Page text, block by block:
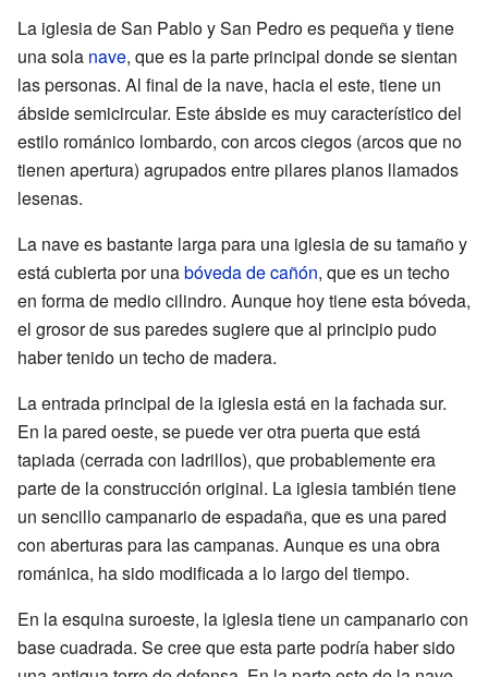
La iglesia de San Pablo y San Pedro es pequeña y tiene
una sola nave, que es la parte principal donde se sientan
las personas. Al final de la nave, hacia el este, tiene un
ábside semicircular. Este ábside es muy característico del
estilo románico lombardo, con arcos ciegos (arcos que no
tienen apertura) agrupados entre pilares planos llamados
lesenas.
La nave es bastante larga para una iglesia de su tamaño y
está cubierta por unabóveda de cañón, que es un techo
en forma de medio cilindro. Aunque hoy tiene esta bóveda,
el grosor de sus paredes sugiere que al principio pudo
haber tenido un techo de madera.
La entrada principal de la iglesia está en la fachada sur.
En la pared oeste, se puede ver otra puerta que está
tapiada (cerrada con ladrillos), que probablemente era
parte de la construcción original. La iglesia también tiene
un sencillo campanario de espadaña, que es una pared
con aberturas para las campanas. Aunque es una obra
románica, ha sido modificada a lo largo del tiempo.
En la esquina suroeste, la iglesia tiene un campanario con
base cuadrada. Se cree que esta parte podría haber sido